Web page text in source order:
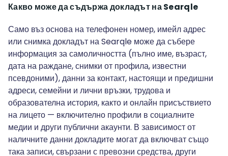
Какво може да съдържа докладът на Searqle
Само въз основа на телефонен номер, имейл адрес
или снимка докладът на Searqle може да събере
информация за самоличността (пълно име, възраст,
дата на раждане, снимки от профила, известни
псевдоними), данни за контакт, настоящи и предишни
адреси, семейни и лични връзки, трудова и
образователна история, както и онлайн присъствието
на лицето — включително профили в социалните
медии и други публични акаунти. В зависимост от
наличните данни докладите могат да включват също
така записи, свързани с превозни средства, други